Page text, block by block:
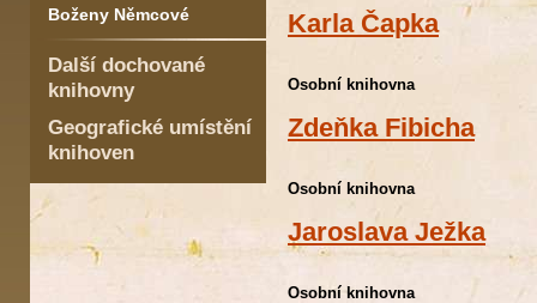
Boženy Němcové
Další dochované
knihovny
Geografické umístění
knihoven
Karla Čapka
Osobní knihovna
Zdeňka Fibicha
Osobní knihovna
Jaroslava Ježka
Osobní knihovna